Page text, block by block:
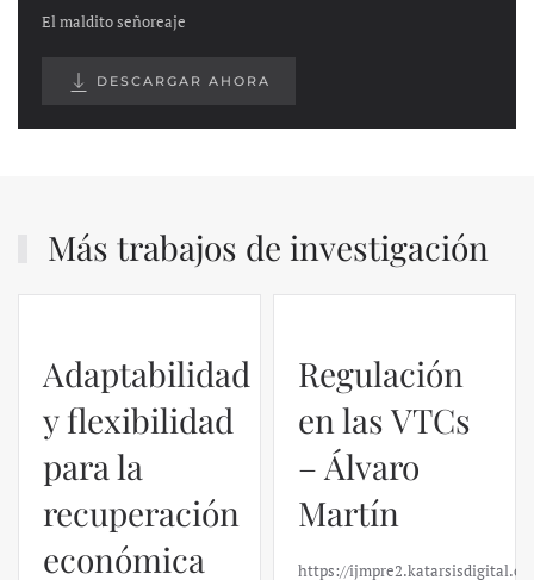
El maldito señoreaje
DESCARGAR AHORA
Más trabajos de investigación
Regulación
en las VTCs
– Álvaro
Martín
https://ijmpre2.katarsisdigital.com/wp-
El caso de
Silicon